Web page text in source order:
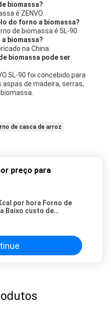
biomassa?
é ZENVO.
do forno a biomassa?
de biomassa é 5L-90.
biomassa?
na China.
biomassa pode ser
5L-90 foi concebido para
de madeira, serras,
de casca de arroz
preço para
por hora Forno de
Baixo custo de